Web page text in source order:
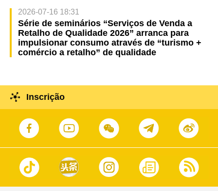
2026-07-16 18:31
Série de seminários “Serviços de Venda a
Retalho de Qualidade 2026” arranca para
impulsionar consumo através de “turismo +
comércio a retalho” de qualidade
Inscrição